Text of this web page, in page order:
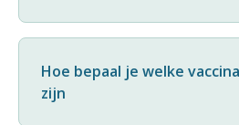
Hoe bepaal je welke
zijn